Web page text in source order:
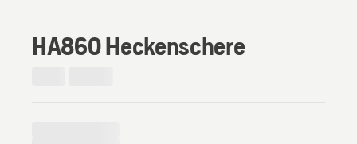
HA860 Heckenschere